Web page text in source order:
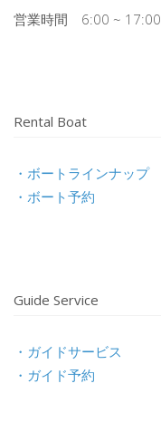
営業時間 6:00 ~ 17:00
Rental Boat
・ボートラインナップ
・ボート予約
Guide Service
・ガイドサービス
・ガイド予約